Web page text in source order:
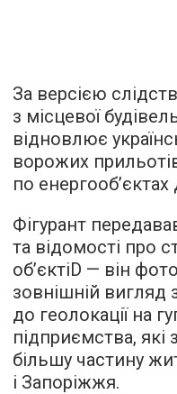
За версією
з місцевої
відновлює
ворожих
по
Фігурант
та відомості про
обʼєктіD — він
зовнішній вигляд
до геолокації на
підприємства, які
більшу частину
і Запоріжжя.